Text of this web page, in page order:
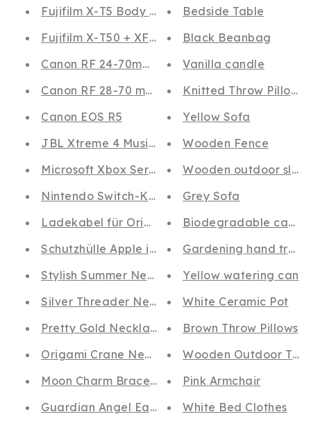
Fujifilm X-T5 Body schwarz
Fujifilm X-T50 + XF16-50mm f/2.8-4.8 R LM
Canon RF 24-70mm F2.8L IS USM
Canon RF 28-70 mm F/2 L USM
Canon EOS R5
JBL Xtreme 4 Musikbox in Schwarz –
Microsoft Xbox Series X
Nintendo Switch-Konsole (OLED-Modell)
Ladekabel für Original Apple iPhone 5 6 7 8 X
Schutzhülle Apple iPhone 11 Pro Max Silikon
Stylish Summer Necklace
Silver Threader Necklace
Pretty Gold Necklace
Origami Crane Necklace
Moon Charm Bracelet
Guardian Angel Earrings
Bedside Table
Black Beanbag
Vanilla candle
Knitted Throw Pillows
Yellow Sofa
Wooden Fence
Wooden outdoor slats
Grey Sofa
Biodegradable
Gardening hand
Yellow watering can
White Ceramic Pot
Brown Throw Pillows
Wooden Outdoor
Pink Armchair
White Bed Clothes